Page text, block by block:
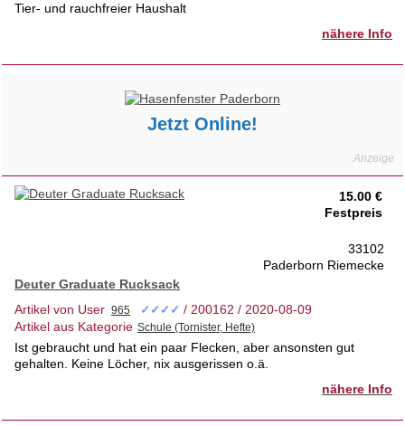
Tier- und rauchfreier Haushalt
nähere Info
Jetzt Online!
15.00 €
Festpreis
33102
Paderborn Riemecke
Deuter Graduate Rucksack
Artikel von User
✓✓✓✓ / 200162 / 2020-08-09
Artikel aus Kategorie
Ist gebraucht und hat ein paar Flecken, aber ansonsten gut
gehalten. Keine Löcher, nix ausgerissen o.ä.
nähere Info